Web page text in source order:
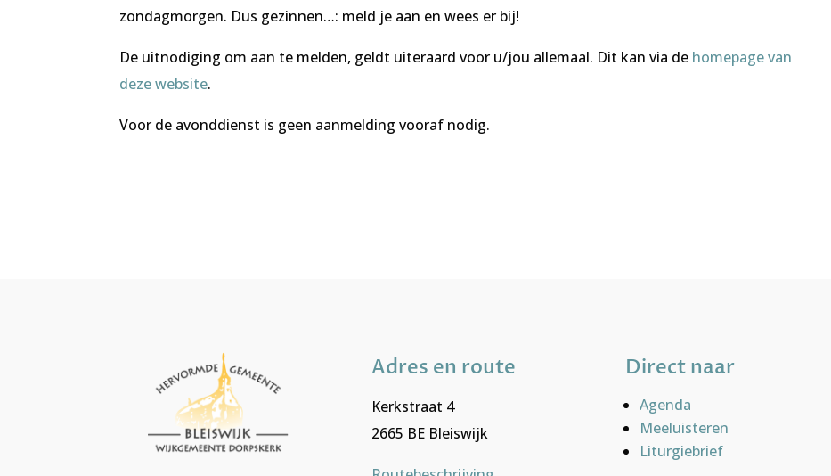
zondagmorgen. Dus gezinnen…: meld je aan en wees er bij!
De uitnodiging om aan te melden, geldt uiteraard voor u/jou allemaal. Dit kan via de homepage van
deze website.
Voor de avonddienst is geen aanmelding vooraf nodig.
Adres en route
Kerkstraat 4
2665 BE Bleiswijk
Direct naar
Agenda
Meeluisteren
Liturgiebrief